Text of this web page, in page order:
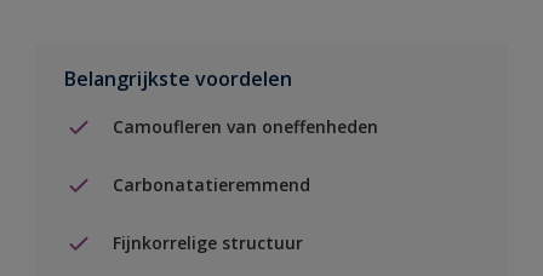
Belangrijkste voordelen
Camoufleren van oneffenheden
Carbonatatieremmend
Fijnkorrelige structuur